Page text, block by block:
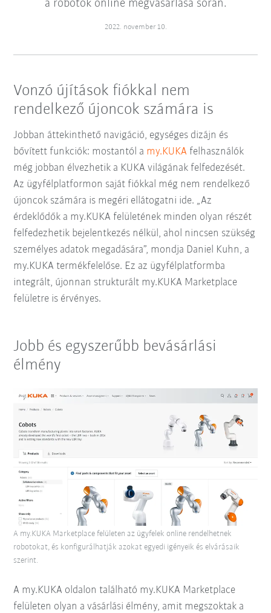
a robotok online megvásárlása során.
2022. november 10.
Vonzó újítások fiókkal nem
rendelkező újoncok számára is
Jobban áttekinthető navigáció, egységes dizájn és
bővített funkciók: mostantól a my.KUKA felhasználók
még jobban élvezhetik a KUKA világának felfedezését.
Az ügyfélplatformon saját fiókkal még nem rendelkező
újoncok számára is megéri ellátogatni ide. „Az
érdeklődők a my.KUKA felületének minden olyan részét
felfedezhetik bejelentkezés nélkül, ahol nincsen szükség
személyes adatok megadására”, mondja Daniel Kuhn, a
my.KUKA termékfelelőse. Ez az ügyfélplatformba
integrált, újonnan strukturált my.KUKA Marketplace
felületre is érvényes.
Jobb és egyszerűbb bevásárlási
élmény
A my.KUKA oldalon található my.KUKA Marketplace
felületen olyan a vásárlási élmény, amit megszoktak a
A my.KUKA Marketplace felületen az ügyfelek online rendelhetnek
robotokat, és konfigurálhatják azokat egyedi igényeik és elvárásaik
szerint.